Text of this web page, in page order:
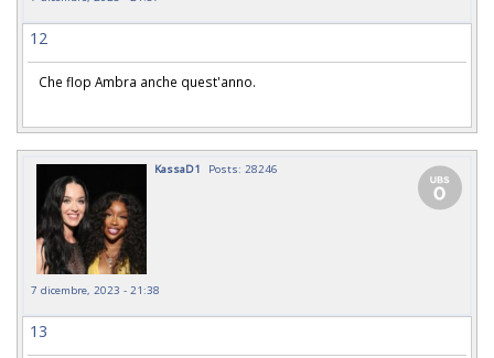
12
Che flop Ambra anche quest'anno.
KassaD1 Posts: 28246
7 dicembre, 2023 - 21:38
13